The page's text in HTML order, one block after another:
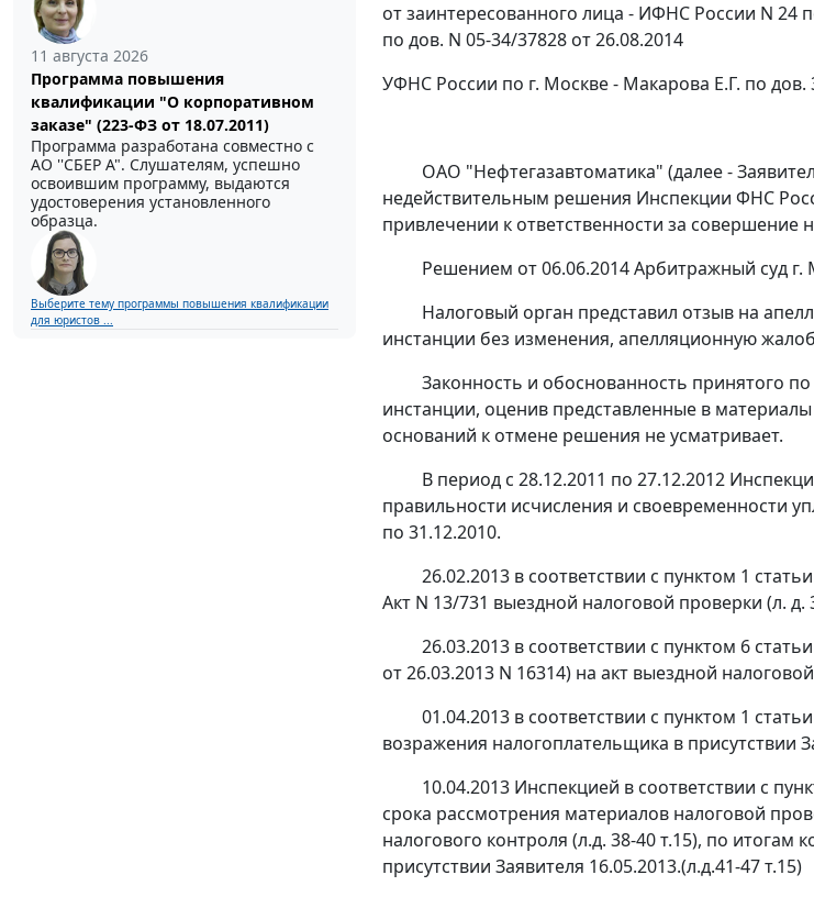
11 августа 2026
Программа повышения
квалификации "О корпоративном
заказе" (223-ФЗ от 18.07.2011)
Программа разработана совместно с
АО ''СБЕР А". Слушателям, успешно
освоившим программу, выдаются
удостоверения установленного
образца.
Выберите тему программы повышения квалификации
для юристов ...
от заинтересованного лица - ИФНС России N 24
по дов. N 05-34/37828 от 26.08.2014
УФНС России по г. Москве - Макарова Е.Г. по дов.
ОАО "Нефтегазавтоматика" (далее -
недействительным решения Инспекции ФНС
привлечении к ответственности за совершение
Решением от 06.06.2014 Арбитражный суд
Налоговый орган представил отзыв на
инстанции без изменения, апелляционную
Законность и обоснованность принятого
инстанции, оценив представленные в
оснований к отмене решения не усматривает.
В период с 28.12.2011 по 27.12.2012
правильности исчисления и своевременности
по 31.12.2010.
26.02.2013 в соответствии с пунктом 1
Акт N 13/731 выездной налоговой проверки (л.
26.03.2013 в соответствии с пунктом 6
от 26.03.2013 N 16314) на акт выездной
01.04.2013 в соответствии с пунктом 1
возражения налогоплательщика в присутствии
10.04.2013 Инспекцией в соответствии с
срока рассмотрения материалов налоговой
налогового контроля (л.д. 38-40 т.15), по итогам
присутствии Заявителя 16.05.2013.(л.д.41-47 т.15)